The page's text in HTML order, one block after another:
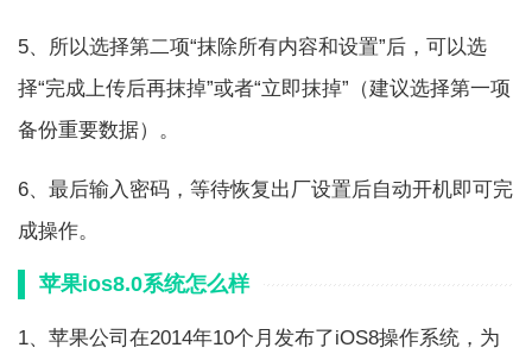
5、所以选择第二项“抹除所有内容和设置”后，可以选
择“完成上传后再抹掉”或者“立即抹掉”（建议选择第一项
备份重要数据）。
6、最后输入密码，等待恢复出厂设置后自动开机即可完
成操作。
苹果ios8.0系统怎么样
1、苹果公司在2014年10个月发布了iOS8操作系统，为